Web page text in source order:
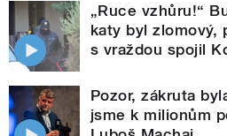
„Ruce vzhůru!“
katy byl zlomový,
s vraždou spojil
Pozor, zákruta
jsme k milionům